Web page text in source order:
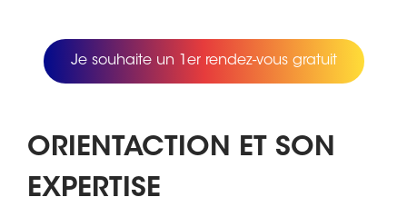
Je souhaite un 1er rendez-vous gratuit
ORIENTACTION ET SON
EXPERTISE